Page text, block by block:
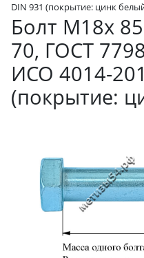
DIN 931 (покрытие: цинк
Болт М18х
70, ГОСТ
ИСО 4014-
(покрытие: